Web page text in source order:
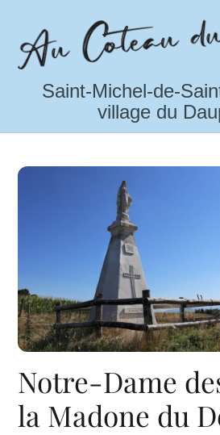
content
Saint-Michel-de-
village du
Notre-Dame
la Madone du